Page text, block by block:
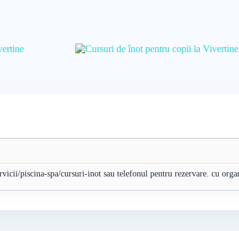
piscina-spa/cursuri-inot sau telefonul pentru rezervare. cu